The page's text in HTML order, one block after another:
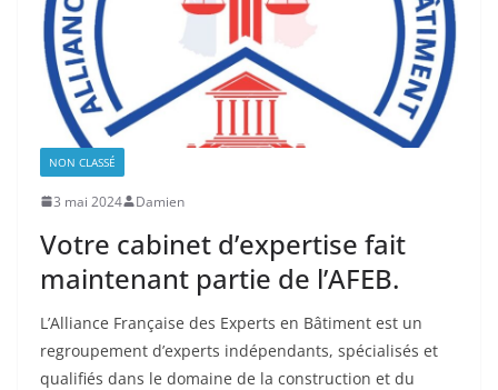
NON CLASSÉ
3 mai 2024 Damien
Votre cabinet d’expertise fait
maintenant partie de l’AFEB.
L’Alliance Française des Experts en Bâtiment est un
regroupement d’experts indépendants, spécialisés et
qualifiés dans le domaine de la construction et du